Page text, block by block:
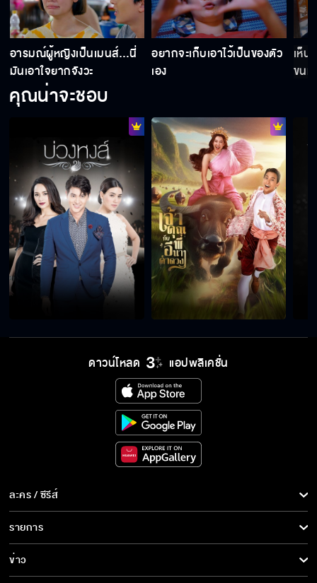
อารมณ์ผู้หญิงเป็นเมนส์…นี่
มันเอาใจยากจังวะ
อยากจะเก็บเอาไว้เป็นของตัว
เอง
เห็
ขนม
คุณน่าจะชอบ
ดาวน์โหลด แอปพลิเคชั่น
ละคร / ซีรีส์
ละคร/ซีรีส์
ซีรีส์นานาชาติ
การ์ตูน & เกม
รายการ
รายการทั้งหมด
ข่าว